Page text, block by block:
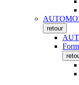
retour